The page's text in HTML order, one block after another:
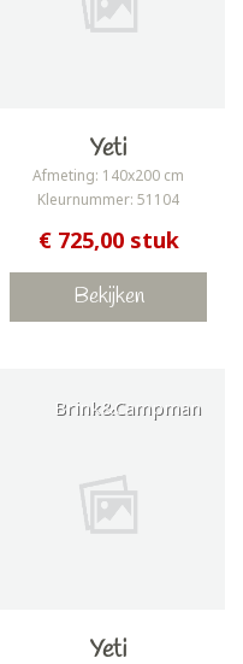
Yeti
Afmeting: 140x200 cm
Kleurnummer: 51104
€ 725,00 stuk
Bekijken
Brink&Campman
Yeti